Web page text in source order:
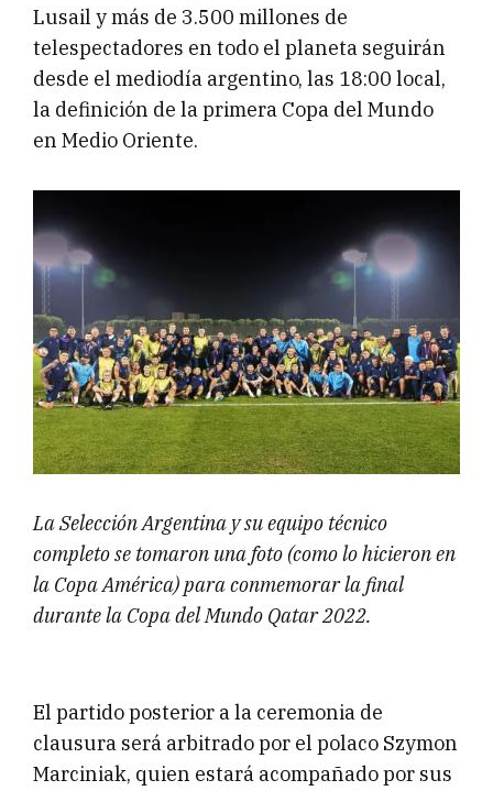
Lusail y más de 3.500 millones de
telespectadores en todo el planeta seguirán
desde el mediodía argentino, las 18:00 local,
la definición de la primera Copa del Mundo
en Medio Oriente.
La Selección Argentina y su equipo técnico
completo se tomaron una foto (como lo hicieron en
la Copa América) para conmemorar la final
durante la Copa del Mundo Qatar 2022.
El partido posterior a la ceremonia de
clausura será arbitrado por el polaco Szymon
Marciniak, quien estará acompañado por sus